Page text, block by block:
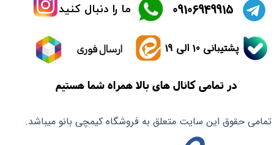
تمامی حقوق این سایت متعلق به فروشگاه کیمچی بانو میباشد.
ما را دنبال کنید ​09106949915
ارسال فوری پشتیبانی 10 الی 19
در تمامی کانال های بالا همراه شما هستیم